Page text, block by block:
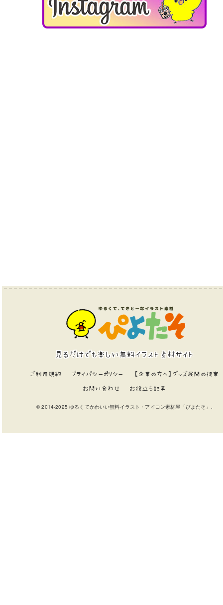
見るだけでも楽しい無料イラスト素材サイト
ご利用規約 プライバシーポリシー 【企業の方へ】グッズ展開の提案
お問い合わせ お役立ち記事
© 2014-2025 ゆるくてかわいい無料イラスト・アイコン素材屋「ぴよたそ」.